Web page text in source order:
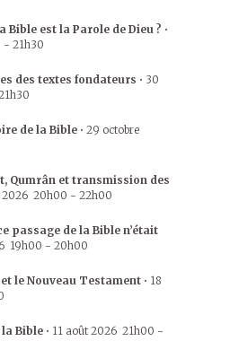
Bible est la Parole de Dieu ? •
- 21h30
des textes fondateurs • 30
de la Bible • 29 octobre
Qumrân et transmission des
2026 20h00 - 22h00
passage de la Bible n’était
19h00 - 20h00
et le Nouveau Testament • 18
la Bible • 11 août 2026 21h00 -